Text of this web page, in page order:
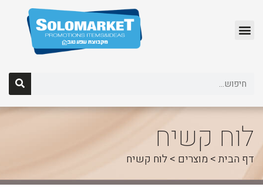
לוח קשיח
דף הבית> מוצרים >לוח קשיח